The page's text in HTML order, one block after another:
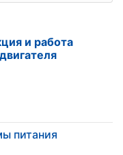
и работа
питания